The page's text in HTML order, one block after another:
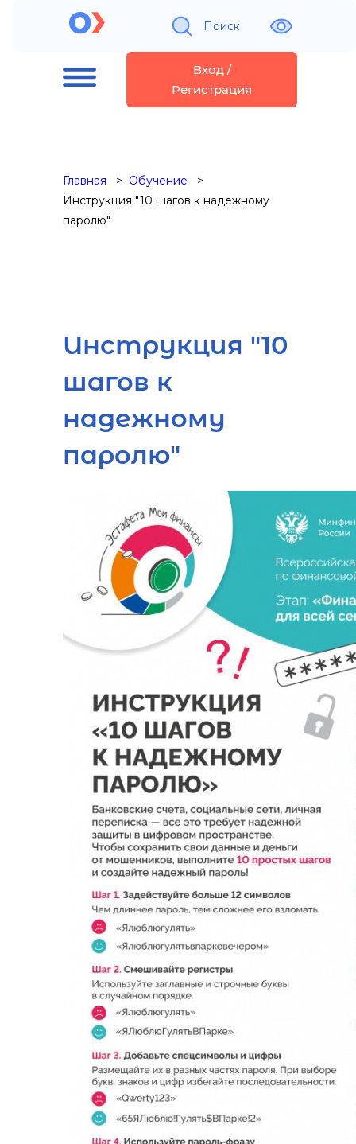
Поиск
Вход /
Регистрация
Главная
Обучение
Инструкция "10 шагов к надежному
паролю"
Инструкция "10
шагов к
надежному
паролю"